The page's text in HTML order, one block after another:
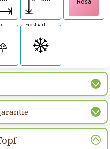
Frosthart